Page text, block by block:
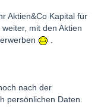
Aktien&Co Kapital für
mit den Aktien
nach der
persönlichen Daten.